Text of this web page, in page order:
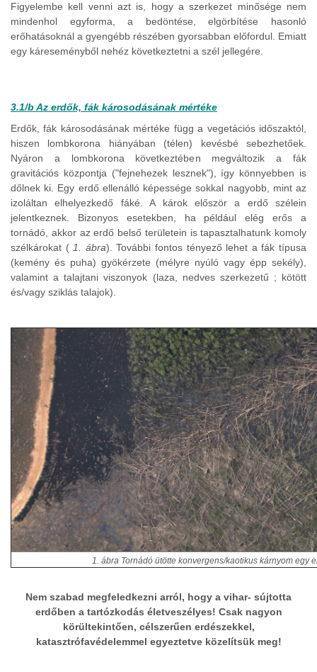
Figyelembe kell venni azt is, hogy a szerkezet minősége nem
mindenhol egyforma, a bedöntése, elgörbítése hasonló
erőhatásoknál a gyengébb részében gyorsabban előfordul. Emiatt
egy káreseményből nehéz következtetni a szél jellegére.
3.1/b Az erdők, fák károsodásának mértéke
Erdők, fák károsodásának mértéke függ a vegetációs időszaktól,
hiszen lombkorona hiányában (télen) kevésbé sebezhetőek.
Nyáron a lombkorona következtében megváltozik a fák
gravitációs központja ("fejnehezek lesznek"), így könnyebben is
dőlnek ki. Egy erdő ellenálló képessége sokkal nagyobb, mint az
izoláltan elhelyezkedő fáké. A károk először a erdő szélein
jelentkeznek. Bizonyos esetekben, ha például elég erős a
tornádó, akkor az erdő belső területein is tapasztalhatunk komoly
szélkárokat ( 1. ábra). További fontos tényező lehet a fák típusa
(kemény és puha) gyökérzete (mélyre nyúló vagy épp sekély),
valamint a talajtani viszonyok (laza, nedves szerkezetű ; kötött
és/vagy sziklás talajok).
1. ábra Tornádó ütötte konvergens/kaotikus kárnyom egy
Nem szabad megfeledkezni arról, hogy a vihar- sújtotta
erdőben a tartózkodás életveszélyes! Csak nagyon
körültekintően, célszerűen erdészekkel,
katasztrófavédelemmel egyeztetve közelítsük meg!